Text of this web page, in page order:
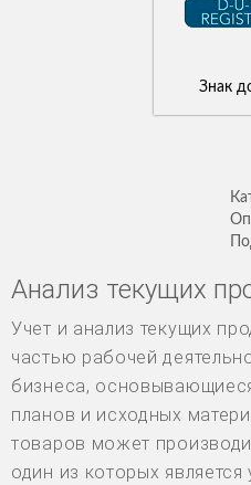
Знак
Анализ текущих
Учет и анализ текущих
частью рабочей
бизнеса,
планов и исходных
товаров может
один из которых